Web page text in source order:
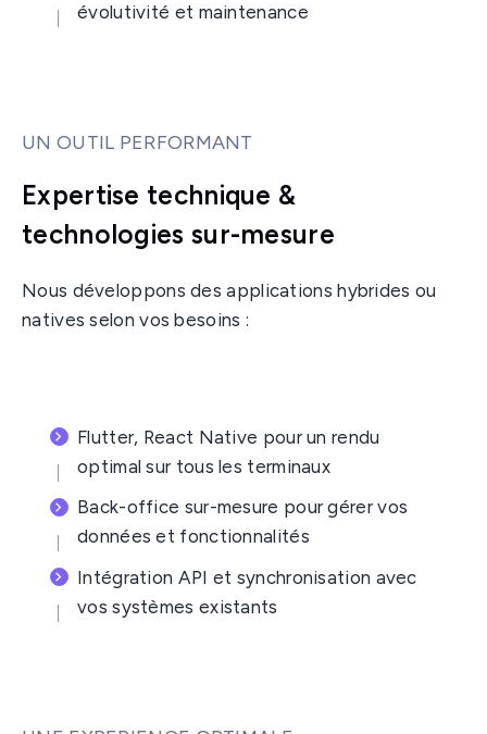
évolutivité et maintenance
UN OUTIL PERFORMANT
Expertise technique &
technologies sur-mesure
Nous développons des applications hybrides ou
natives selon vos besoins :
Flutter, React Native pour un rendu
optimal sur tous les terminaux
Back-office sur-mesure pour gérer vos
données et fonctionnalités
Intégration API et synchronisation avec
vos systèmes existants